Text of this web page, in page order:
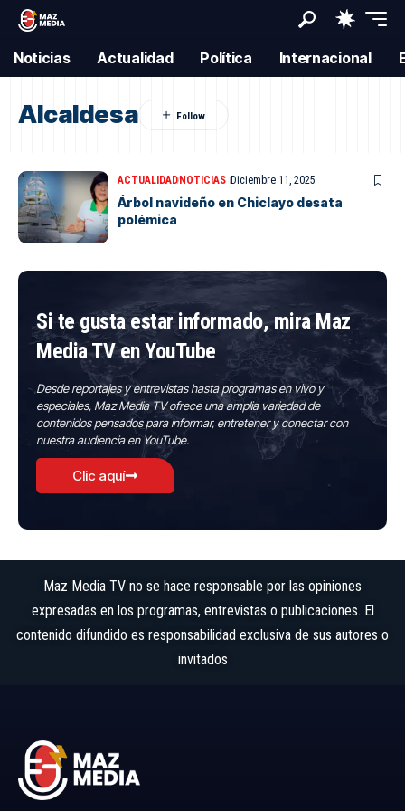
Noticias Actualidad Política Internacional
Alcaldesa
ACTUALIDADNOTICIAS Diciembre 11, 2025
Árbol navideño en Chiclayo desata
polémica
Si te gusta estar informado, mira Maz
Media TV en YouTube
Desde reportajes y entrevistas hasta programas en vivo y
especiales, Maz Media TV ofrece una amplia variedad de
contenidos pensados para informar, entretener y conectar con
nuestra audiencia en YouTube.
Clic aquí
Maz Media TV no se hace responsable por las opiniones
expresadas en los programas, entrevistas o publicaciones. El
contenido difundido es responsabilidad exclusiva de sus autores o
invitados